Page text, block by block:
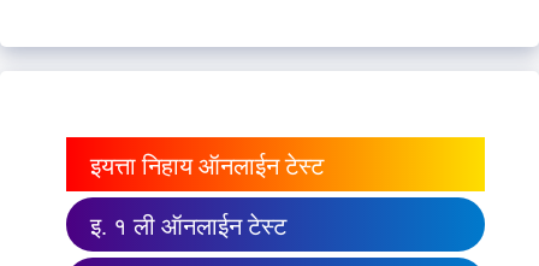
इयत्ता निहाय ऑनलाईन टेस्ट
इ. १ ली ऑनलाईन टेस्ट